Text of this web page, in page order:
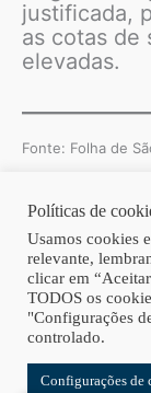
justificada,
as cotas de
elevadas.
Fonte: Folha de
Políticas de
Usamos cookies
relevante,
clicar em
TODOS os
"Configurações
controlado.
Configurações de